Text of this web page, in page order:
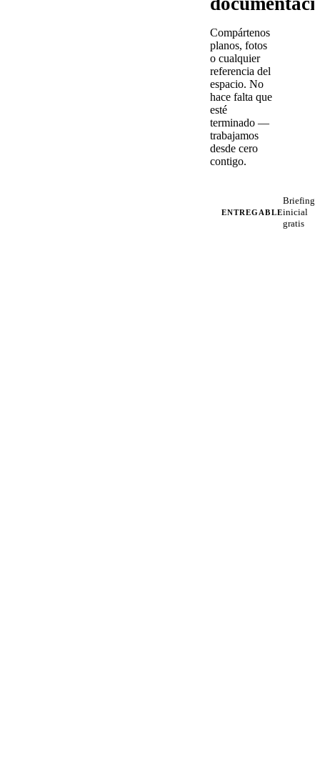
Compártenos
planos, fotos
o cualquier
referencia del
espacio. No
hace falta que
esté
terminado —
trabajamos
desde cero
contigo.
ENTREGABLE
Briefing
inicial
gratis